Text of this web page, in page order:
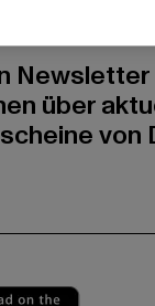
Newsletter
über
von